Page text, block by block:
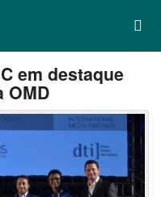
em destaque
OMD